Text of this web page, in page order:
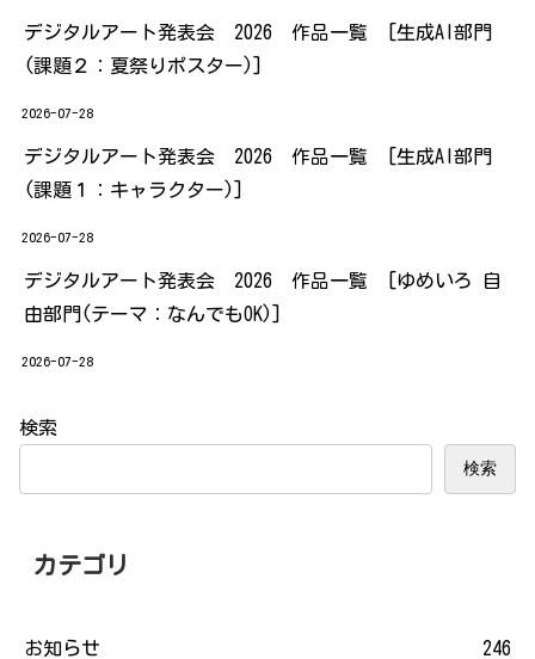
デジタルアート発表会 2026 作品一覧 [生成AI部門
(課題２：夏祭りポスター)]
2026-07-28
デジタルアート発表会 2026 作品一覧 [生成AI部門
(課題１：キャラクター)]
2026-07-28
デジタルアート発表会 2026 作品一覧 [ゆめいろ 自
由部門(テーマ：なんでもOK)]
2026-07-28
検索
検索
カテゴリ
お知らせ 246